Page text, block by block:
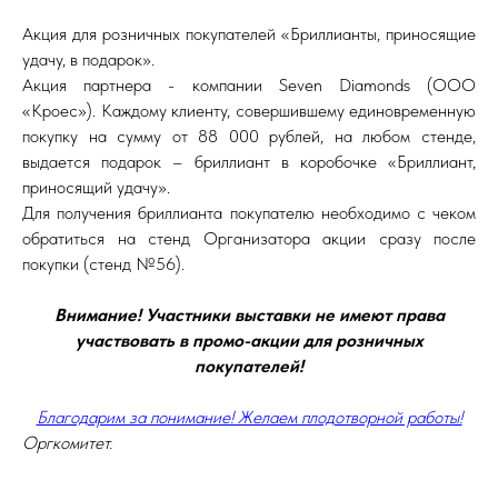
Акция для розничных покупателей «Бриллианты, приносящие
удачу, в подарок».
Акция партнера - компании Seven Diamonds (ООО
«Кроес»). Каждому клиенту, совершившему единовременную
покупку на сумму от 88 000 рублей, на любом стенде,
выдается подарок – бриллиант в коробочке «Бриллиант,
приносящий удачу».
Для получения бриллианта покупателю необходимо с чеком
обратиться на стенд Организатора акции сразу после
покупки (стенд №56).
Внимание! Участники выставки не имеют права
участвовать в промо-акции для розничных
покупателей!
Благодарим за понимание! Желаем плодотворной работы!
Оргкомитет.